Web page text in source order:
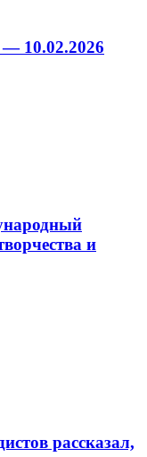
10.02.2026
и
рассказал,